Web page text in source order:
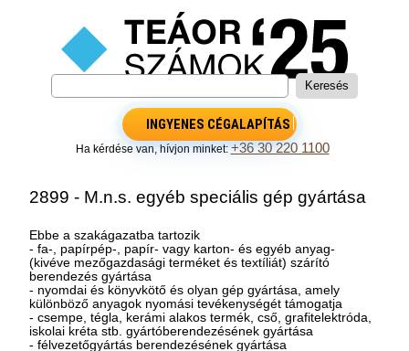
INGYENES CÉGALAPÍTÁS
Ha kérdése van, hívjon minket:+36 30 220 1100
2899 - M.n.s. egyéb speciális gép gyártása
Ebbe a szakágazatba tartozik
- fa-, papírpép-, papír- vagy karton- és egyéb anyag-
(kivéve mezőgazdasági terméket és textíliát) szárító
berendezés gyártása
- nyomdai és könyvkötő és olyan gép gyártása, amely
különböző anyagok nyomási tevékenységét támogatja
- csempe, tégla, kerámi alakos termék, cső, grafitelektróda,
iskolai kréta stb. gyártóberendezésének gyártása
- félvezetőgyártás berendezésének gyártása